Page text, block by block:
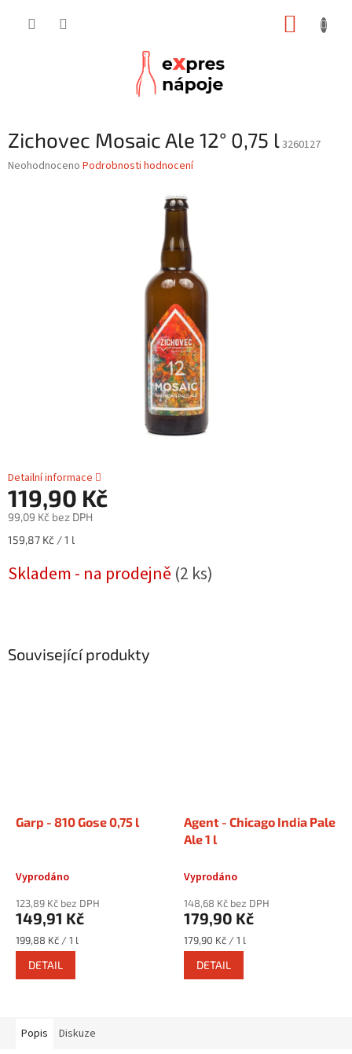
Zichovec Mosaic Ale 12° 0,75 l3260127
Průměrné
Neohodnoceno Podrobnosti hodnocení
Detailní informace
119,90 Kč
99,09 Kč bez DPH
Měrná
159,87 Kč / 1 l
Skladem - na prodejně (2 ks)
Související produkty
Garp - 810 Gose 0,75 l
Vyprodáno
123,89 Kč bez DPH
149,91 Kč
Měrná
cena:
199,88 Kč / 1 l
DETAIL
Agent - Chicago India Pale
Ale 1 l
Vyprodáno
148,68 Kč bez DPH
179,90 Kč
Měrná
cena:
179,90 Kč / 1 l
DETAIL
Popis Diskuze